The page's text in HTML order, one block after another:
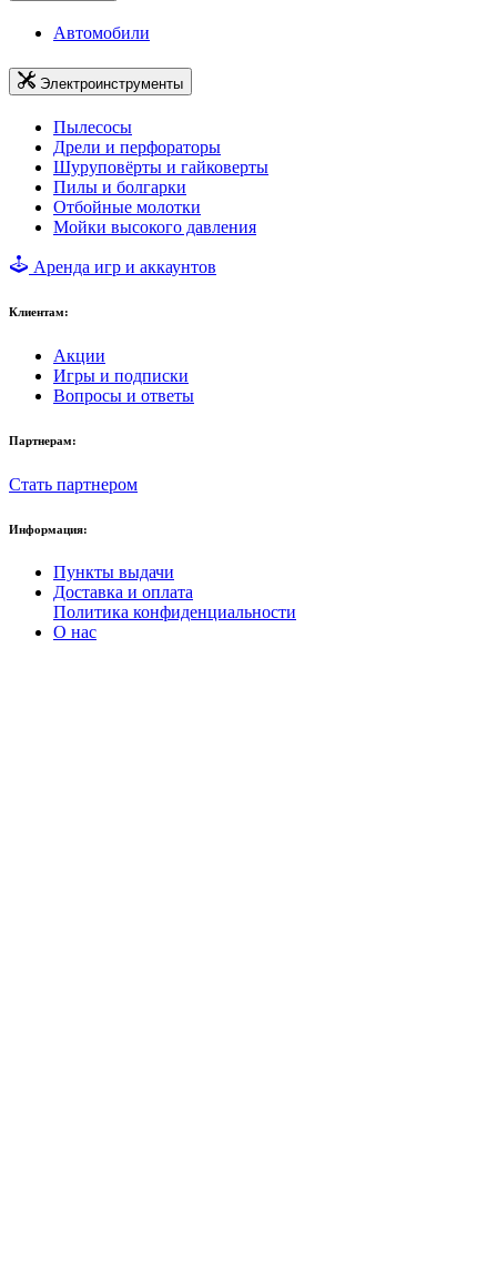
Автомобили
Электроинструменты
Пылесосы
Дрели и перфораторы
Шуруповёрты и гайковерты
Пилы и болгарки
Отбойные молотки
Мойки высокого давления
Аренда игр и аккаунтов
Клиентам:
Акции
Игры и подписки
Вопросы и ответы
Партнерам:
Стать партнером
Информация:
Пункты выдачи
Доставка и оплата
Политика конфиденциальности
О нас